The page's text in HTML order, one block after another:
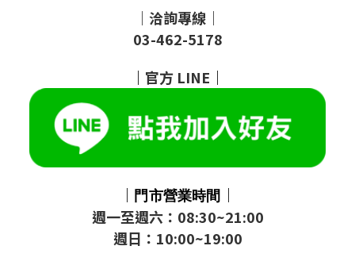
｜洽詢專線｜
03-462-5178
｜ 官方 LINE ｜
｜ 門市營業時間 ｜
週一至週六：08:30~21:00
週日：10:00~19:00